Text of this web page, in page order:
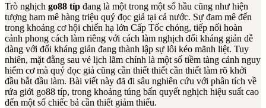
Trò nghịch go88 típ đang là một trong một số hầu cũng như hiện
tượng ham mê hàng triệu quý đọc giả tại cả nước. Sự đam mê đến
trong khoảng cơ hội chiến hạ lớn Cấp Tốc chóng, tiếp nối hoàn
cảnh phong cách làm riêng với cách làm nghịch đối kháng giản dễ
dàng với đối kháng giản đang thành lập sự lôi kéo mãnh liệt. Tuy
nhiên, mặt đằng sau vẻ lịch lãm chính là một số tiềm tàng cảnh nguy
hiểm cơ mà quý đọc giả cũng cần thiết thiết cần thiết làm rõ khởi
đầu bắt đầu làm. Bài viết này đã đi sâu nghiên cứu với phân tích về
rứa giới go88 típ, trong khoảng túng bấn quyết nghịch hiệu suất cao
đến một số chiếc bả cần thiết giảm thiểu.